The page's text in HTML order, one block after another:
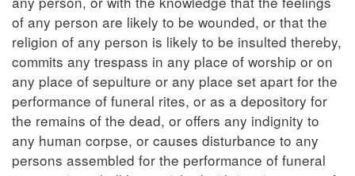
of any person are likely to be wounded, or that the
religion of any person is likely to be insulted thereby,
commits any trespass in any place of worship or on
any place of sepulture or any place set apart for the
performance of funeral rites, or as a depository for
the remains of the dead, or offers any indignity to
any human corpse, or causes disturbance to any
persons assembled for the performance of funeral